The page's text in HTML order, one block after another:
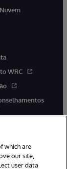
WRC
which are
our site,
user data